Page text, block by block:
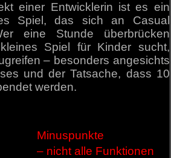
einer Entwicklerin ist es ein
Spiel, das sich an Casual
eine Stunde überbrücken
Spiel für Kinder sucht,
– besonders angesichts
und der Tatsache, dass 10
werden.
Minuspunkte
– nicht alle Funktionen